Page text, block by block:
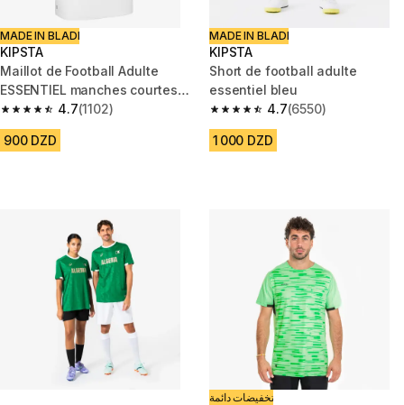
MADE IN BLADI
KIPSTA
Maillot de Football Adulte
ESSENTIEL manches courtes
blanc
4.7
4.7 out of 5 stars from 1102 reviews
(1102)
900 DZD
MADE IN BLADI
KIPSTA
Short de football adulte
essentiel bleu
4.7
4.7 out of 5 stars from 6550
(6550)
1 000 DZD
تخفيضات دائمة